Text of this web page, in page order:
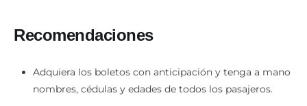
Recomendaciones
Adquiera los boletos con anticipación y tenga a mano
nombres, cédulas y edades de todos los pasajeros.